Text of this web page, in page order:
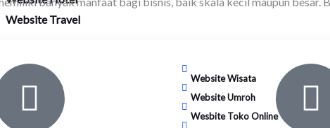
Website Travel
Website Wisata
Website Umroh
Wesbite Toko Online